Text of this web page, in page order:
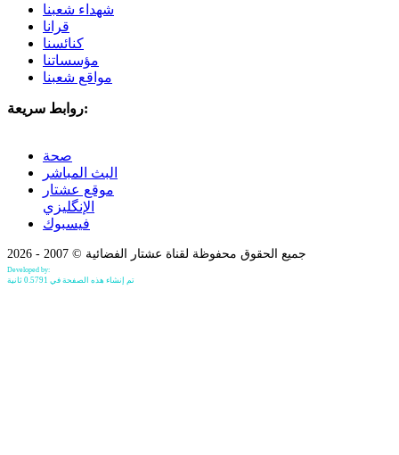
شهداء شعبنا
قرانا
كنائسنا
مؤسساتنا
مواقع شعبنا
روابط سريعة:
صحة
البث المباشر
موقع عشتار
الإنگليزي
فيسبوك
جميع الحقوق محفوظة لقناة عشتار الفضائية © 2007 - 2026
Developed by:
تم إنشاء هذه الصفحة في 0.5791 ثانية